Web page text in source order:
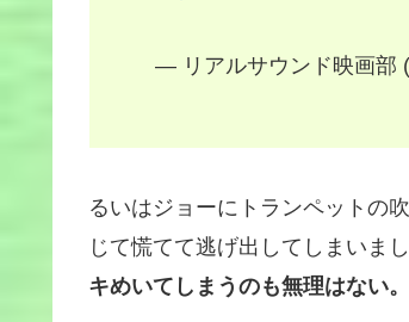
— リアルサウンド映画部
るいはジョーにトランペットの
じて慌てて逃げ出してしまいま
キめいてしまうのも無理はない。